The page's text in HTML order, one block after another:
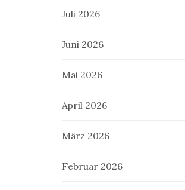
Juli 2026
Juni 2026
Mai 2026
April 2026
März 2026
Februar 2026